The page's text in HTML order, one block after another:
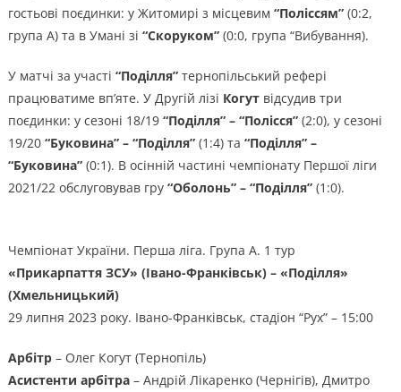
гостьові поєдинки: у Житомирі з місцевим “Поліссям” (0:2,
група А) та в Умані зі “Скоруком”(0:0, група “Вибування).
У матчі за участі “Поділля”тернопільський рефері
працюватиме вп’яте. У Другій лізі Когутвідсудив три
поєдинки: у сезоні 18/19 “Поділля” – “Полісся”(2:0), у сезоні
19/20 “Буковина” – “Поділля” (1:4) та “Поділля” –
“Буковина” (0:1). В осінній частині чемпіонату Першої ліги
2021/22 обслуговував гру“Оболонь” – “Поділля”(1:0).
Чемпіонат України. Перша ліга. Група А. 1 тур
«Прикарпаття ЗСУ» (Івано-Франківськ) – «Поділля»
(Хмельницький)
29 липня 2023 року. Івано-Франківськ, стадіон “Рух” – 15:00
Арбітр– Олег Когут (Тернопіль)
Асистенти арбітра– Андрій Лікаренко (Чернігів), Дмитро